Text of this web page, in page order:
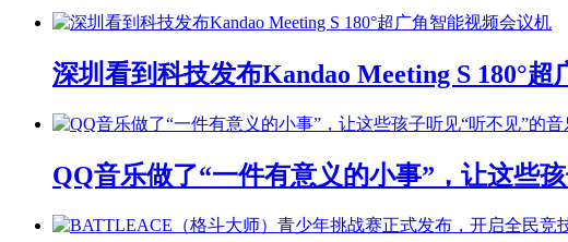
深圳看到科技发布Kandao Meeting S 180°
QQ音乐做了“一件有意义的小事”，让这些